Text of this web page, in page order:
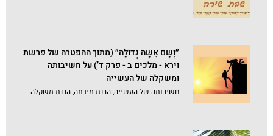
״וְשָׁם אִשָּׁה גְדוֹלָה״ (מתוך ההפטרה של פרשת
וירא - מלכים ב - פרק ד’) על חשיבותה
ומשקלה של העשייה
חשיבותה של העשייה, הבנת מידתה, הבנת משקלה.